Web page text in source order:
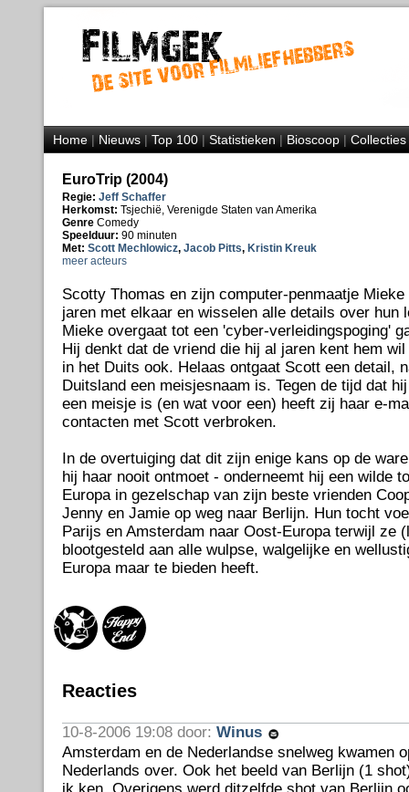
Home|Nieuws|Top 100|Statistieken|Bioscoop|Collecties
EuroTrip (2004)
Regie: Jeff Schaffer
Herkomst: Tsjechië, Verenigde Staten van Amerika
Genre Comedy
Speelduur: 90 minuten
Met: Scott Mechlowicz, Jacob Pitts, Kristin Kreuk
meer acteurs
Scotty Thomas en zijn computer-penmaatje
jaren met elkaar en wisselen alle details over hun
Mieke overgaat tot een 'cyber-verleidingspoging'
Hij denkt dat de vriend die hij al jaren kent hem
in het Duits ook. Helaas ontgaat Scott een detail,
Duitsland een meisjesnaam is. Tegen de tijd dat
een meisje is (en wat voor een) heeft zij haar e-
contacten met Scott verbroken.
In de overtuiging dat dit zijn enige kans op de
hij haar nooit ontmoet - onderneemt hij een wilde
Europa in gezelschap van zijn beste vrienden
Jenny en Jamie op weg naar Berlijn. Hun tocht
Parijs en Amsterdam naar Oost-Europa terwijl ze
blootgesteld aan alle wulpse, walgelijke en
Europa maar te bieden heeft.
Reacties
10-8-2006 19:08 door: Winus
Amsterdam en de Nederlandse snelweg kwamen
Nederlands over. Ook het beeld van Berlijn (1
ik ken. Overigens werd ditzelfde shot van Berlijn